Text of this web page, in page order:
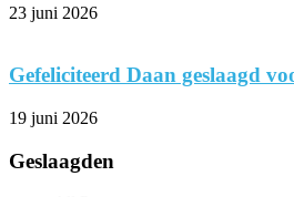
23 juni 2026
Gefeliciteerd Daan geslaagd
19 juni 2026
Geslaagden